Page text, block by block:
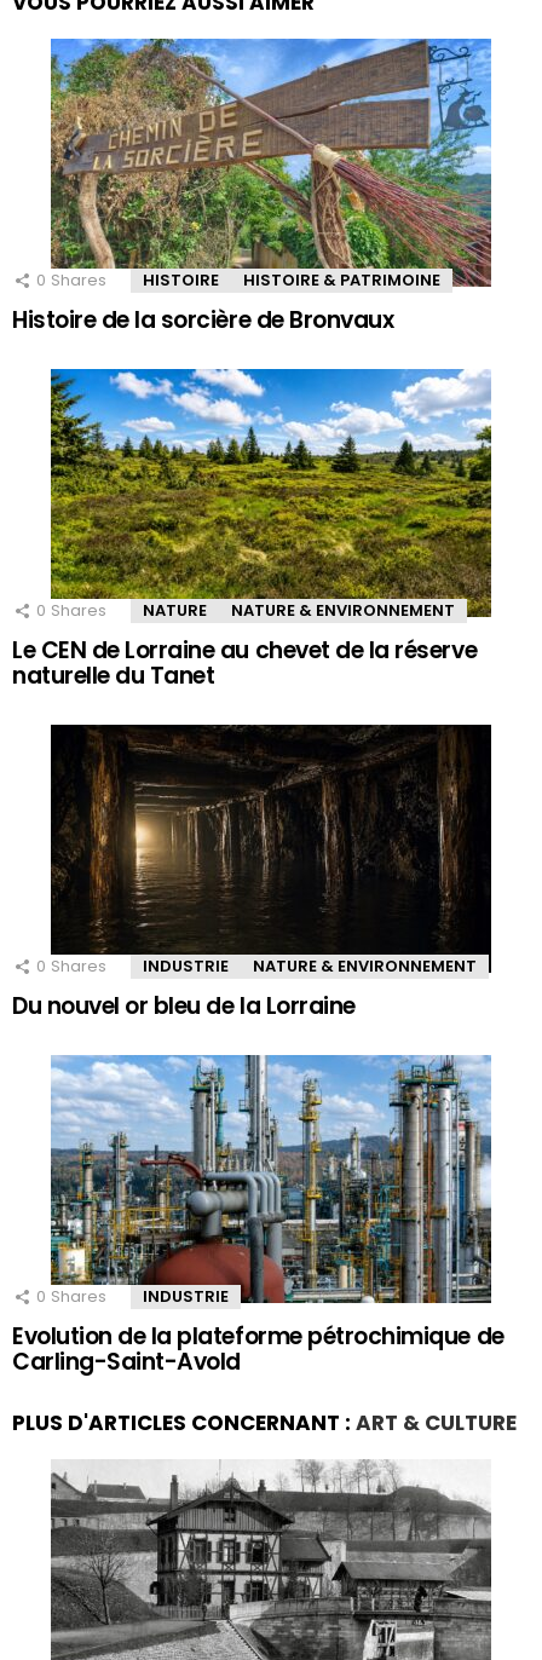
0 Shares HISTOIRE HISTOIRE & PATRIMOINE
Histoire de la sorcière de Bronvaux
0 Shares NATURE NATURE & ENVIRONNEMENT
Le CEN de Lorraine au chevet de la réserve
naturelle du Tanet
0 Shares INDUSTRIE NATURE & ENVIRONNEMENT
Du nouvel or bleu de la Lorraine
0 Shares INDUSTRIE
Evolution de la plateforme pétrochimique de
Carling-Saint-Avold
PLUS D'ARTICLES CONCERNANT : ART & CULTURE